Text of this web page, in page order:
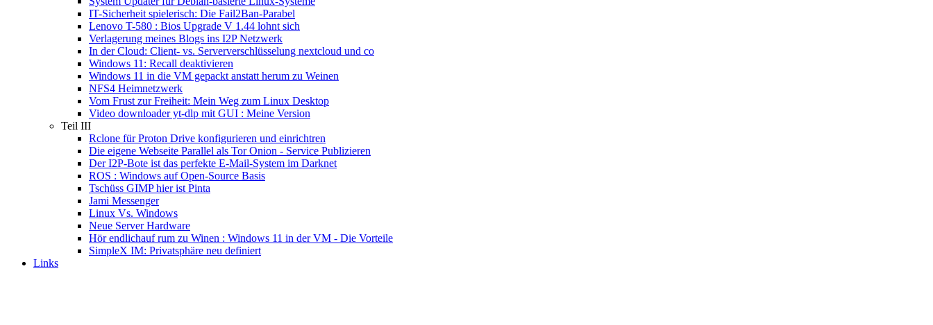
IT-Sicherheit spielerisch: Die Fail2Ban-Parabel
Lenovo T-580 : Bios Upgrade V 1.44 lohnt sich
Verlagerung meines Blogs ins I2P Netzwerk
In der Cloud: Client- vs. Serververschlüsselung nextcloud und co
Windows 11: Recall deaktivieren
Windows 11 in die VM gepackt anstatt herum zu Weinen
NFS4 Heimnetzwerk
Vom Frust zur Freiheit: Mein Weg zum Linux Desktop
Video downloader yt-dlp mit GUI : Meine Version
Teil III
Rclone für Proton Drive konfigurieren und einrichtren
Die eigene Webseite Parallel als Tor Onion - Service Publizieren
Der I2P-Bote ist das perfekte E-Mail-System im Darknet
ROS : Windows auf Open-Source Basis
Tschüss GIMP hier ist Pinta
Jami Messenger
Linux Vs. Windows
Neue Server Hardware
Hör endlichauf rum zu Winen : Windows 11 in der VM - Die Vorteile
SimpleX IM: Privatsphäre neu definiert
Links